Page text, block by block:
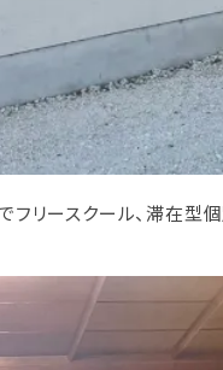
フリースクール、滞在型